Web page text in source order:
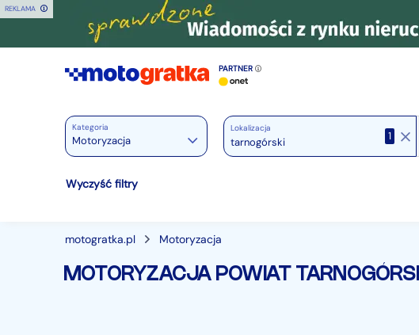
REKLAMA
PARTNER
Kategoria
Motoryzacja
Motoryzacja
Osobowe
28406
Dostawcze 3525
Lokalizacja
1
Wyczyść filtry
motogratka.pl Motoryzacja
MOTORYZACJA POWIAT